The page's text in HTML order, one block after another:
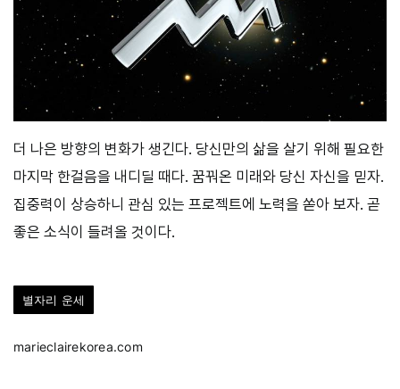
더 나은 방향의 변화가 생긴다. 당신만의 삶을 살기 위해 필요한
마지막 한걸음을 내디딜 때다. 꿈꿔온 미래와 당신 자신을 믿자.
집중력이 상승하니 관심 있는 프로젝트에 노력을 쏟아 보자. 곧
좋은 소식이 들려올 것이다.
별자리 운세
marieclairekorea.com